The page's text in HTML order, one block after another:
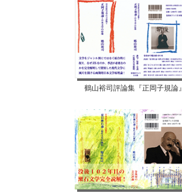
鶴山裕司評論集『正岡子規論』